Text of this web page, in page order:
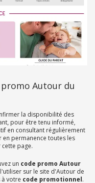
promo Autour du
la disponibilité des
pour être tenu informé,
en consultant régulièrement
permanence toutes les
page.
un code promo Autour
sur le site d'Autour de
à votre code promotionnel.